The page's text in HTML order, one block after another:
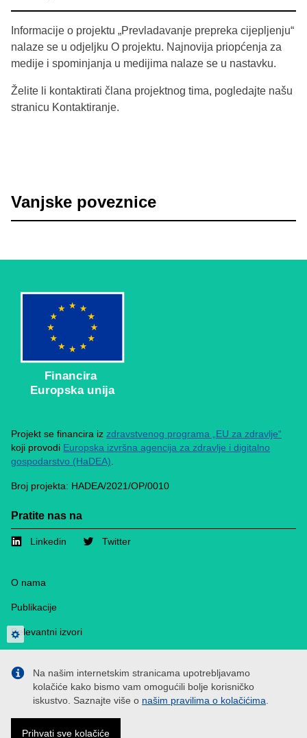
Informacije o projektu „Prevladavanje prepreka cijepljenju“
nalaze se u odjeljku O projektu. Najnovija priopćenja za
medije i spominjanja u medijima nalaze se u nastavku.
Želite li kontaktirati člana projektnog tima, pogledajte našu
stranicu Kontaktiranje.
Vanjske poveznice
Financira
Europska unija
Projekt se financira iz zdravstvenog programa „EU za zdravlje“
koji provodi Europska izvršna agencija za zdravlje i digitalno
gospodarstvo (HaDEA)
Broj projekta: HADEA/2021/OP/0010
Pratite nas na
Linkedin Twitter
Footer
O nama
Publikacije
Relevantni izvori
Cookies
Kontakt
Politika privatnosti
Privacy settings
Na našim internetskim stranicama upotrebljavamo
kolačiće kako bismo vam omogućili bolje korisničko
iskustvo. Saznajte više o našim pravilima o kolačićima
Prihvati sve kolačiće